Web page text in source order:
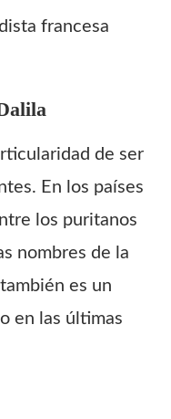
francesa
de ser
En los países
los puritanos
nombres de la
es un
en las últimas